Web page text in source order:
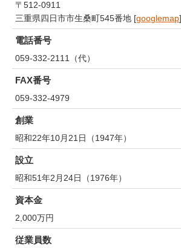
〒512-0911
三重県四日市市生桑町545番地 [googlemap]
電話番号
059-332-2111（代）
FAX番号
059-332-4979
創業
昭和22年10月21日（1947年）
設立
昭和51年2月24日（1976年）
資本金
2,000万円
従業員数